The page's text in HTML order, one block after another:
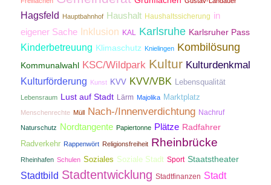
Hagsfeld Hauptbahnhof Haushalt Haushaltssicherung in
eigener Sache Inklusion KAL Karlsruhe Karlsruher Pass
Kinderbetreuung Klimaschutz Knielingen Kombilösung
Kommunalwahl KSC/Wildpark Kultur Kulturdenkmal
Kulturförderung Kunst KVV KVV/VBK Lebensqualität
Lebensraum Lust auf Stadt Lärm Majolika Marktplatz
Menschenrechte Müll Nach-/Innenverdichtung Nachruf
Naturschutz Nordtangente Papiertonne Plätze Radfahrer
Radverkehr Rappenwört Religionsfreiheit Rheinbrücke
Rheinhafen Schulen Soziales Soziale Stadt Sport Staatstheater
Stadtbild Stadtentwicklung Stadtfinanzen Stadt